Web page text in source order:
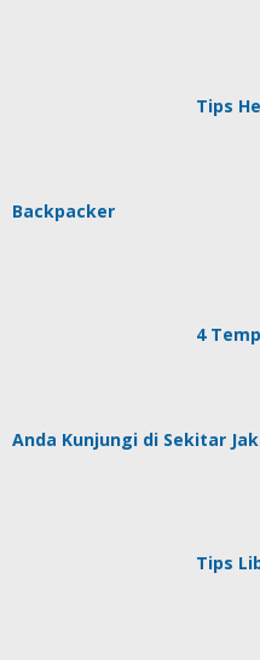
Tips
Backpacker
4
Anda Kunjungi di Sekitar
Tips